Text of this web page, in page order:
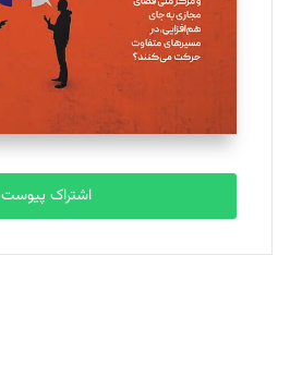
ملینا جعفری
تحریریه
مصطفی مسجدی آرانی
تحریریه
بابک نقاش
تحریریه
اشتراک پیوست